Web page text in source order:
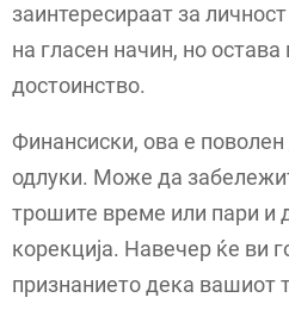
заинтересираат за
на гласен начин, но
достоинство.
Финансиски, ова е
одлуки. Може да
трошите време или пари и
корекција. Навечер ќе ви
признанието дека вашиот